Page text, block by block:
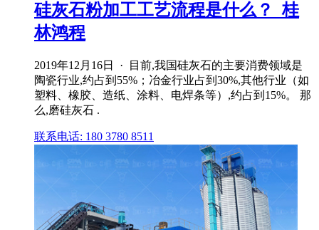
硅灰石粉加工工艺流程是什么？_桂
林鸿程
2019年12月16日 · 目前,我国硅灰石的主要消费领域是
陶瓷行业,约占到55%；冶金行业占到30%,其他行业（如
塑料、橡胶、造纸、涂料、电焊条等）,约占到15%。 那
么,磨硅灰石 .
联系电话: 180 3780 8511